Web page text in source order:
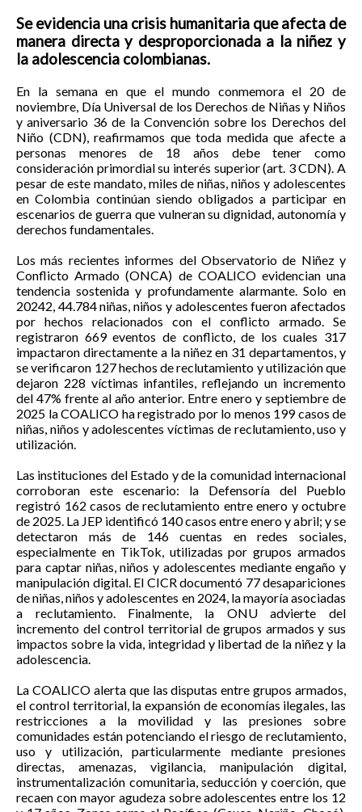
Se evidencia una crisis humanitaria que afecta de
manera directa y desproporcionada a la niñez y
la adolescencia colombianas.
En la semana en que el mundo conmemora el 20 de
noviembre, Día Universal de los Derechos de Niñas y Niños
y aniversario 36 de la Convención sobre los Derechos del
Niño (CDN), reafirmamos que toda medida que afecte a
personas menores de 18 años debe tener como
consideración primordial su interés superior (art. 3 CDN). A
pesar de este mandato, miles de niñas, niños y adolescentes
en Colombia continúan siendo obligados a participar en
escenarios de guerra que vulneran su dignidad, autonomía y
derechos fundamentales.
Los más recientes informes del Observatorio de Niñez y
Conflicto Armado (ONCA) de COALICO evidencian una
tendencia sostenida y profundamente alarmante. Solo en
20242, 44.784 niñas, niños y adolescentes fueron afectados
por hechos relacionados con el conflicto armado. Se
registraron 669 eventos de conflicto, de los cuales 317
impactaron directamente a la niñez en 31 departamentos, y
se verificaron 127 hechos de reclutamiento y utilización que
dejaron 228 víctimas infantiles, reflejando un incremento
del 47% frente al año anterior. Entre enero y septiembre de
2025 la COALICO ha registrado por lo menos 199 casos de
niñas, niños y adolescentes víctimas de reclutamiento, uso y
utilización.
Las instituciones del Estado y de la comunidad internacional
corroboran este escenario: la Defensoría del Pueblo
registró 162 casos de reclutamiento entre enero y octubre
de 2025. La JEP identificó 140 casos entre enero y abril; y se
detectaron más de 146 cuentas en redes sociales,
especialmente en TikTok, utilizadas por grupos armados
para captar niñas, niños y adolescentes mediante engaño y
manipulación digital. El CICR documentó 77 desapariciones
de niñas, niños y adolescentes en 2024, la mayoría asociadas
a reclutamiento. Finalmente, la ONU advierte del
incremento del control territorial de grupos armados y sus
impactos sobre la vida, integridad y libertad de la niñez y la
adolescencia.
La COALICO alerta que las disputas entre grupos armados,
el control territorial, la expansión de economías ilegales, las
restricciones a la movilidad y las presiones sobre
comunidades están potenciando el riesgo de reclutamiento,
uso y utilización, particularmente mediante presiones
directas, amenazas, vigilancia, manipulación digital,
instrumentalización comunitaria, seducción y coerción, que
recaen con mayor agudeza sobre adolescentes entre los 12